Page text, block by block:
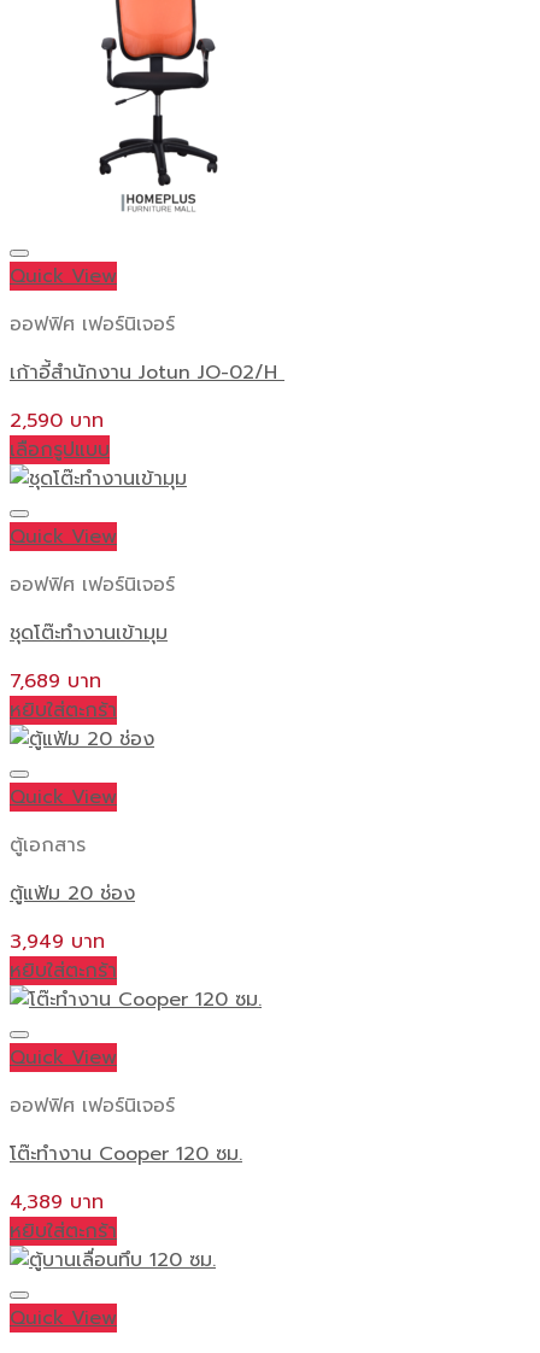
Quick View
ออฟฟิศ เฟอร์นิเจอร์
เก้าอี้สำนักงาน Jotun JO-02/H
2,590
เลือกรูปแบบ
This
product
has
variants.
The
options
may
be
chosen
on
the
page
Quick View
ออฟฟิศ เฟอร์นิเจอร์
ชุดโต๊ะทำงานเข้ามุม
7,689
หยิบใส่ตะกร้า
Quick View
ตู้เอกสาร
ตู้แฟ้ม 20 ช่อง
3,949
หยิบใส่ตะกร้า
Quick View
ออฟฟิศ เฟอร์นิเจอร์
โต๊ะทำงาน Cooper 120 ซม.
4,389
หยิบใส่ตะกร้า
Quick View